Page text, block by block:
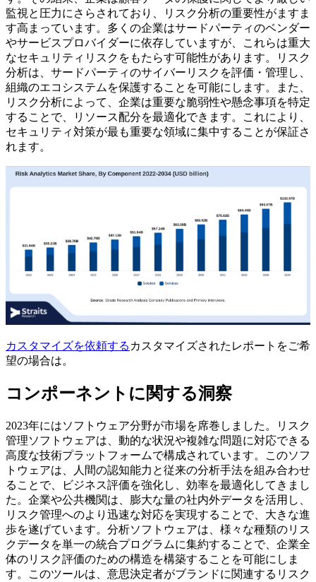
監視と圧力にさらされており、リスク分析の重要性がますま
す高まっています。多くの企業はサードパーティのベンダー
やサービスプロバイダーに依存していますが、これらは重大
なセキュリティリスクをもたらす可能性があります。リスク
分析は、サードパーティのサイバーリスクを評価・管理し、
組織のエコシステムを保護することを可能にします。また、
リスク分析によって、企業は重要な脆弱性や懸念事項を特定
することで、リソース配分を最適化できます。これにより、
セキュリティ対策が最も重要な領域に集中することが保証さ
れます。
カスタマイズを依頼する カスタマイズされたレポートをご希
望の場合は。
コンポーネントに関する洞察
2023年にはソフトウェア分野が市場を席巻しました。リスク
管理ソフトウェアは、動的な状況や複雑な問題に対応できる
高度な技術プラットフォームで構成されています。このソフ
トウェアは、人間の認知能力と従来の分析手法を組み合わせ
ることで、ビジネス評価を強化し、効率を最適化してきまし
た。企業や公共機関は、膨大な量の社内外データを活用し、
リスク管理へのより迅速な対応を実現することで、大きな進
歩を遂げています。分析ソフトウェアは、様々な種類のリス
クデータを単一の統合プログラムに集約することで、企業全
体のリスク評価のための構造を構築することを可能にしま
す。このツールは、意思決定者がブランドに関連するリスク